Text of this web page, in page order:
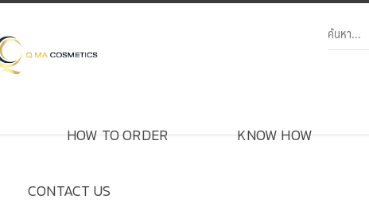
HOW TO ORDER KNOW HOW
CONTACT US